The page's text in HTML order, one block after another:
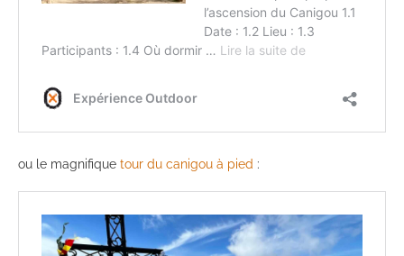
ou le magnifique tour du canigou à pied :